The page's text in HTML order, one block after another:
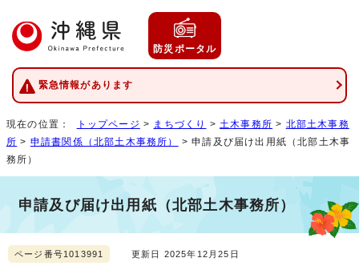
防災ポータル
緊急情報があります
現在の位置： トップページ > まちづくり > 土木事務所 > 北部土木事務
所 > 申請書関係（北部土木事務所）
> 申請及び届け出用紙（北部土木事
務所）
申請及び届け出用紙（北部土木事務所）
ページ番号1013991 更新日 2025年12月25日